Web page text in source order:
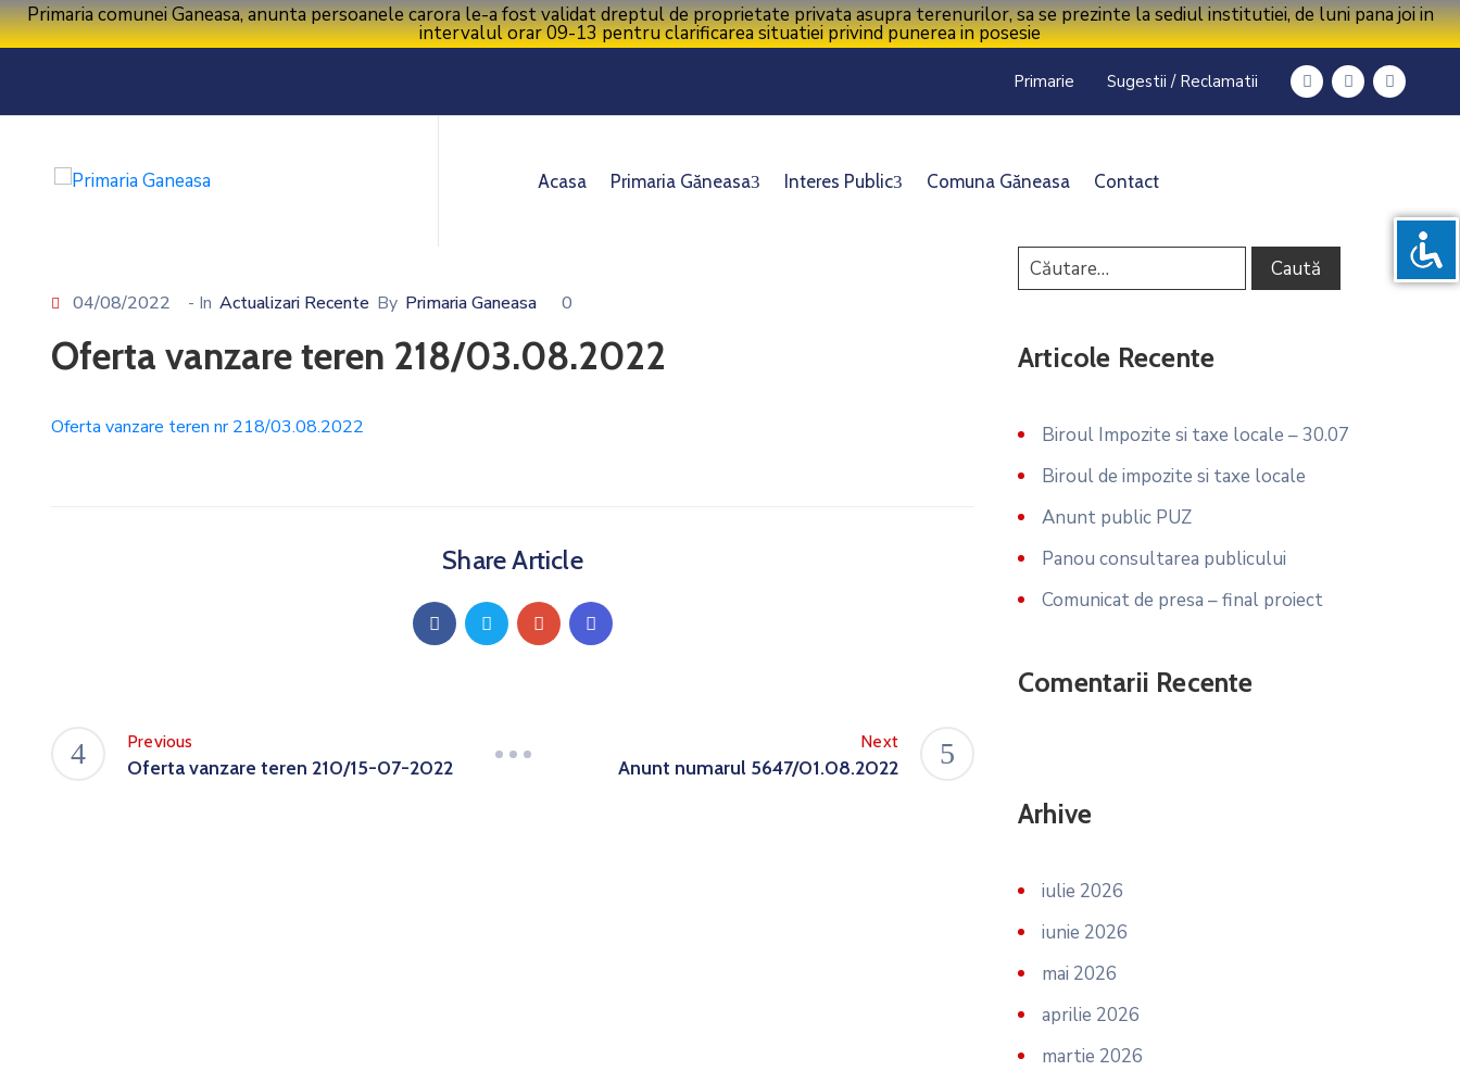
Primaria comunei Ganeasa, anunta persoanele carora le-a fost validat dreptul de proprietate privata asupra terenurilor, sa se prezinte la sediul institutiei, de luni pana joi in
intervalul orar 09-13 pentru clarificarea situatiei privind punerea in posesie
Primarie Sugestii / Reclamatii
Acasa Primaria Găneasa Interes Public Comuna Găneasa Contact
04/08/2022 - In Actualizari Recente By Primaria Ganeasa 0
Oferta vanzare teren 218/03.08.2022
Oferta vanzare teren nr 218/03.08.2022
Share Article
Previous
Oferta vanzare teren 210/15-07-2022
Next
Anunt numarul 5647/01.08.2022
Articole Recente
Biroul Impozite si taxe locale – 30.07
Biroul de impozite si taxe locale
Anunt public PUZ
Panou consultarea publicului
Comunicat de presa – final proiect
Comentarii Recente
Arhive
iulie 2026
iunie 2026
mai 2026
aprilie 2026
martie 2026